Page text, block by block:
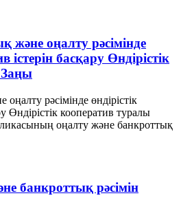
және оңалту рәсімінде
iстерiн басқару Өндiрiстiк
Заңы
рәсімінде өндірістік
Өндiрiстiк кооператив туралы
оңалту және банкроттық
банкроттық рәсімін